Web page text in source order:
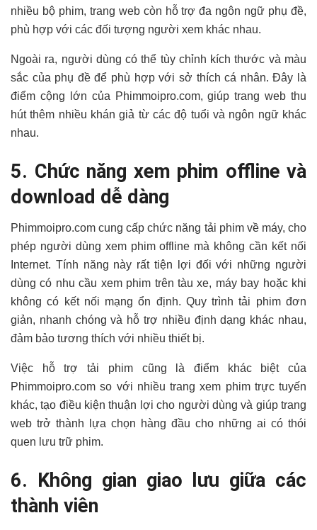
nhiều bộ phim, trang web còn hỗ trợ đa ngôn ngữ phụ đề,
phù hợp với các đối tượng người xem khác nhau.
Ngoài ra, người dùng có thể tùy chỉnh kích thước và màu
sắc của phụ đề để phù hợp với sở thích cá nhân. Đây là
điểm cộng lớn của Phimmoipro.com, giúp trang web thu
hút thêm nhiều khán giả từ các độ tuổi và ngôn ngữ khác
nhau.
5. Chức năng xem phim offline và
download dễ dàng
Phimmoipro.com cung cấp chức năng tải phim về máy, cho
phép người dùng xem phim offline mà không cần kết nối
Internet. Tính năng này rất tiện lợi đối với những người
dùng có nhu cầu xem phim trên tàu xe, máy bay hoặc khi
không có kết nối mạng ổn định. Quy trình tải phim đơn
giản, nhanh chóng và hỗ trợ nhiều định dạng khác nhau,
đảm bảo tương thích với nhiều thiết bị.
Việc hỗ trợ tải phim cũng là điểm khác biệt của
Phimmoipro.com so với nhiều trang xem phim trực tuyến
khác, tạo điều kiện thuận lợi cho người dùng và giúp trang
web trở thành lựa chọn hàng đầu cho những ai có thói
quen lưu trữ phim.
6. Không gian giao lưu giữa các
thành viên